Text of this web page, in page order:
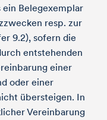
Belegexemplar
resp. zur
9.2), sofern die
entstehenden
einer
oder einer
übersteigen. In
Vereinbarung